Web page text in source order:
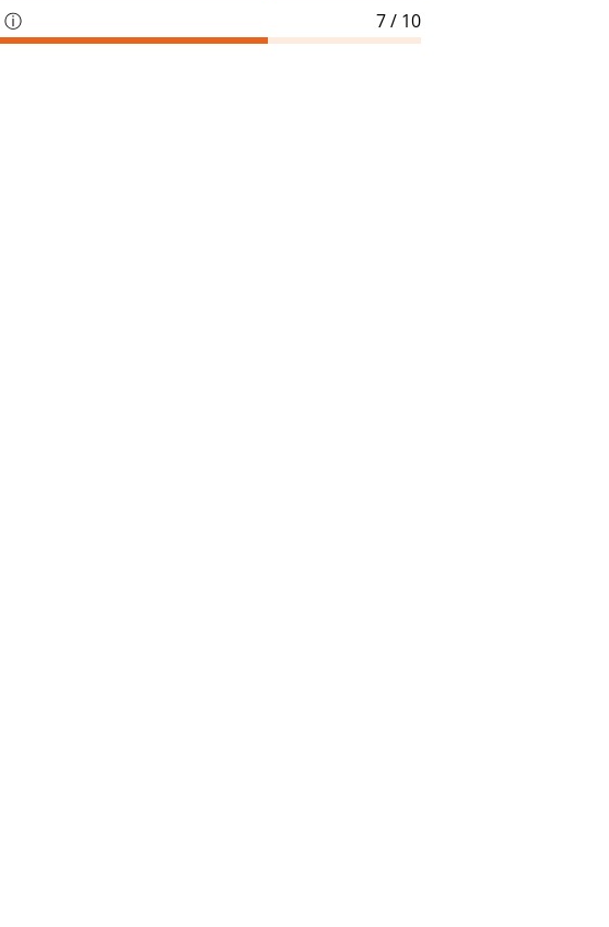
ⓘ 7 / 10